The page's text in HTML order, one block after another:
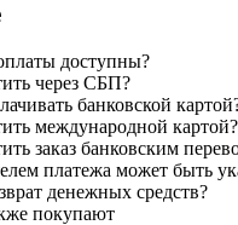
доступны?
через СБП?
банковской
международной картой?
заказ банковским
платежа может быть
денежных средств?
покупают